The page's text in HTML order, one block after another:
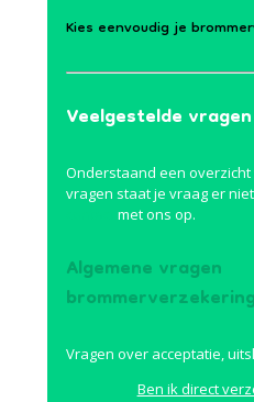
Kies eenvoudig je
Veelgestelde vragen
Onderstaand een
vragen staat je vraag er
met ons op.
Algemene vragen
Vragen over acceptatie,
Ben ik direct